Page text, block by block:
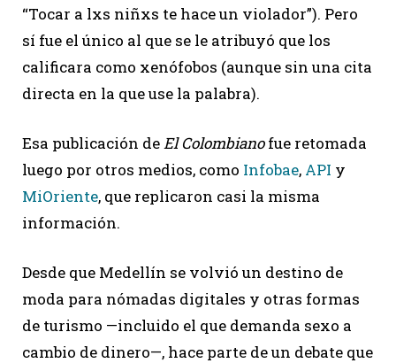
“Tocar a lxs niñxs te hace un violador”). Pero
sí fue el único al que se le atribuyó que los
calificara como xenófobos (aunque sin una cita
directa en la que use la palabra).
Esa publicación deEl Colombianofue retomada
luego por otros medios, como Infobae, API y
MiOriente, que replicaron casi la misma
información.
Desde que Medellín se volvió un destino de
moda para nómadas digitales y otras formas
de turismo —incluido el que demanda sexo a
cambio de dinero—, hace parte de un debate que